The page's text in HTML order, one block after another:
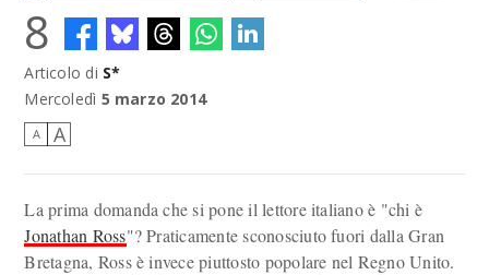
Jonathan Ross con la moglie Jane Goldman
8
Articolo di S*
Mercoledì 5 marzo 2014
A A
La prima domanda che si pone il lettore italiano è "chi è
Jonathan Ross"? Praticamente sconosciuto fuori dalla Gran
Bretagna, Ross è invece piuttosto popolare nel Regno Unito.